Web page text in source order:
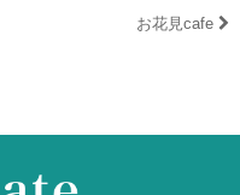
お花見cafe